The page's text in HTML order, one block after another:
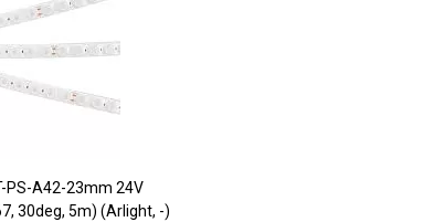
В наличии
PS-A42-23mm 24V
30deg, 5m) (Arlight, -)